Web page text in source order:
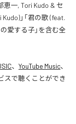
恵一, Tori Kudo & セ
」「君の歌 (feat.
の愛する子」を含む全
、 YouTube Music、
スで聴くことができ